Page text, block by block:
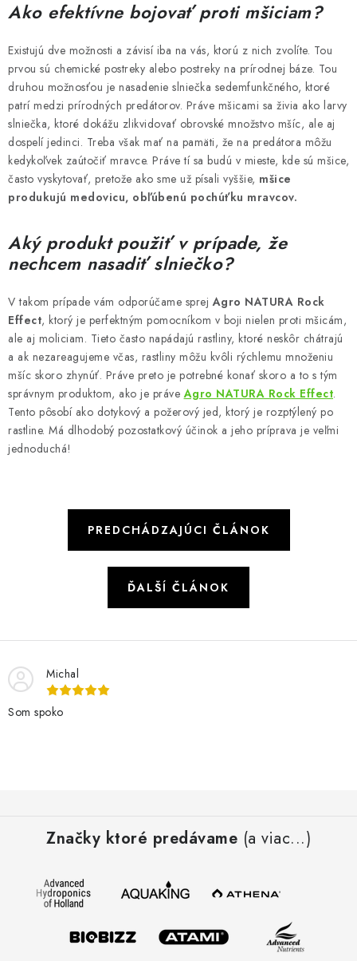
Ako efektívne bojovať proti mšiciam?
Existujú dve možnosti a závisí iba na vás, ktorú z nich zvolíte. Tou
prvou sú chemické postreky alebo postreky na prírodnej báze. Tou
druhou možnosťou je nasadenie slniečka sedemfunkčného, ktoré
patrí medzi prírodných predátorov. Práve mšicami sa živia ako larvy
slniečka, ktoré dokážu zlikvidovať obrovské množstvo mšíc, ale aj
dospelí jedinci. Treba však mať na pamäti, že na predátora môžu
kedykoľvek zaútočiť mravce. Práve tí sa budú v mieste, kde sú mšice,
často vyskytovať, pretože ako sme už písali vyššie, mšice
produkujú medovicu, obľúbenú pochúťku mravcov.
Aký produkt použiť v prípade, že
nechcem nasadiť slniečko?
V takom prípade vám odporúčame sprejAgro NATURA Rock
Effect, ktorý je perfektným pomocníkom v boji nielen proti mšicám,
ale aj moliciam. Tieto často napádajú rastliny, ktoré neskôr chátrajú
a ak nezareagujeme včas, rastliny môžu kvôli rýchlemu množeniu
mšíc skoro zhynúť. Práve preto je potrebné konať skoro a to s tým
správnym produktom, ako je práveAgro NATURA Rock Effect.
Tento pôsobí ako dotykový a požerový jed, ktorý je rozptýlený po
rastline. Má dlhodobý pozostatkový účinok a jeho príprava je veľmi
jednoduchá!
PREDCHÁDZAJÚCI ČLÁNOK
ĎALŠÍ ČLÁNOK
Michal
Som spoko
Značky ktoré predávame (a viac...)